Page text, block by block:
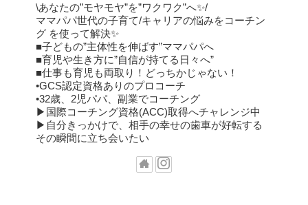
\あなたの”モヤモヤ”を”ワクワク”へ✨/
ママパパ世代の子育て/キャリアの悩みをコーチン
グ を使って解決✨
■子どもの”主体性を伸ばす”ママパパへ
■育児や生き方に”自信が持てる日々へ”
■仕事も育児も両取り！どっちかじゃない！
•GCS認定資格ありのプロコーチ
•32歳、2児パパ、副業でコーチング
▶︎国際コーチング資格(ACC)取得へチャレンジ中
▶︎自分きっかけで、相手の幸せの歯車が好転する
その瞬間に立ち会いたい